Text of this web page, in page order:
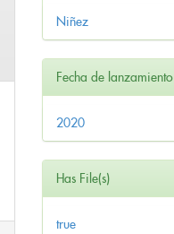
Niñez
Fecha de lanzamiento
2020
Has File(s)
true